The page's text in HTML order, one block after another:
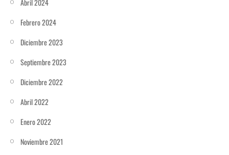
Abril 2024
Febrero 2024
Diciembre 2023
Septiembre 2023
Diciembre 2022
Abril 2022
Enero 2022
Noviembre 2021